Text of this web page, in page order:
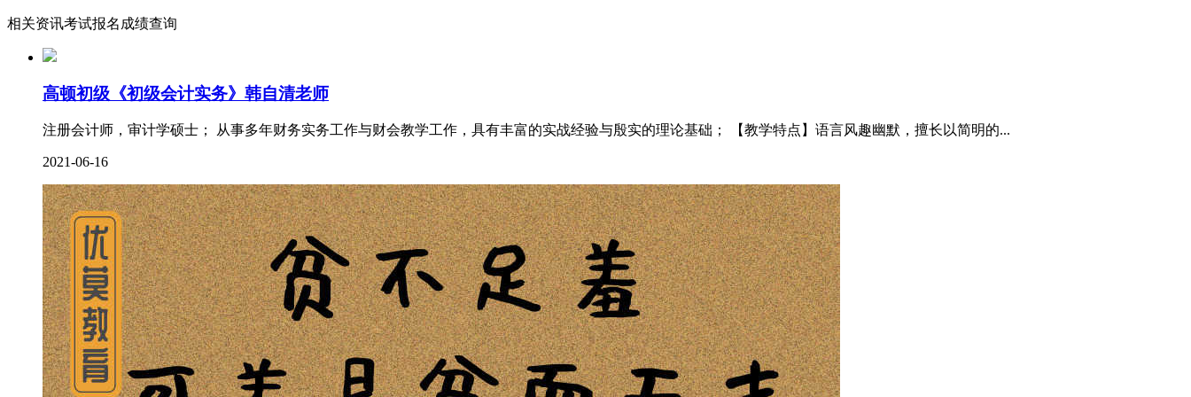
相关资讯考试报名 成绩查询
高顿初级《初级会计实务》韩自清老师
注册会计师，审计学硕士； 从事多年财务实务工作与财会教学工作，具有丰富的实战经验与殷实的理论基础； 【教学特点】语言风趣幽默，擅长以简明的...
2021-06-16